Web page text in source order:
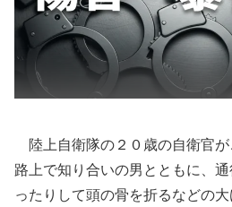
陸上自衛隊の２０歳の自衛官
路上で知り合いの男とともに、
ったりして頭の骨を折るなどの